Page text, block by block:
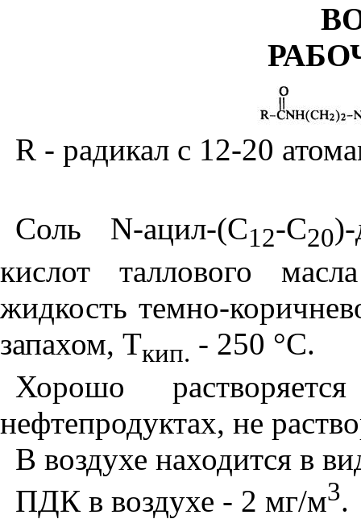
R- радикал с 12-20
Соль N-ацил-(С12-С20
кислот таллового
жидкость темно-
запахом, Ткип. - 250 °С.
Хорошо
нефтепродуктах, не
В воздухе находится в
ПДК в воздухе - 2 мг/м3.